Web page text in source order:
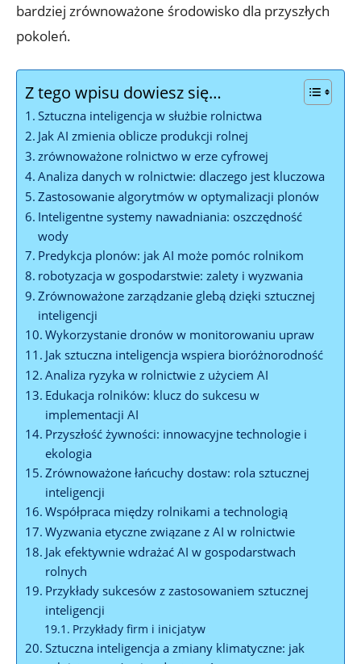
bardziej zrównoważone środowisko dla przyszłych
pokoleń.
Z tego wpisu dowiesz się…
Sztuczna inteligencja w służbie rolnictwa
Jak AI zmienia oblicze produkcji rolnej
zrównoważone rolnictwo w erze cyfrowej
Analiza danych w rolnictwie: dlaczego jest kluczowa
Zastosowanie algorytmów w optymalizacji plonów
Inteligentne systemy nawadniania: oszczędność
wody
Predykcja plonów: jak AI może pomóc rolnikom
robotyzacja w gospodarstwie: zalety i wyzwania
Zrównoważone zarządzanie glebą dzięki sztucznej
inteligencji
Wykorzystanie dronów w monitorowaniu upraw
Jak sztuczna inteligencja wspiera bioróżnorodność
Analiza ryzyka w rolnictwie z użyciem AI
Edukacja rolników: klucz do sukcesu w
implementacji AI
Przyszłość żywności: innowacyjne technologie i
ekologia
Zrównoważone łańcuchy dostaw: rola sztucznej
inteligencji
Współpraca między rolnikami a technologią
Wyzwania etyczne związane z AI w rolnictwie
Jak efektywnie wdrażać AI w gospodarstwach
rolnych
Przykłady sukcesów z zastosowaniem sztucznej
inteligencji
Przykłady firm i inicjatyw
Sztuczna inteligencja a zmiany klimatyczne: jak